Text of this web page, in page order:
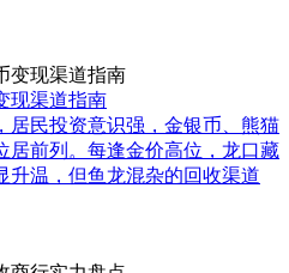
现渠道指南
居民投资意识强，金银币、熊猫
居前列。每逢金价高位，龙口藏
升温，但鱼龙混杂的回收渠道